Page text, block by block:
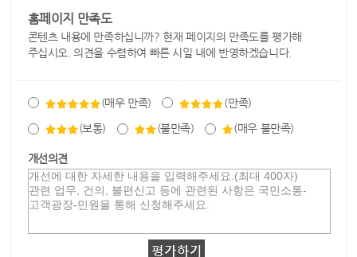
홈페이지 만족도
콘텐츠 내용에 만족하십니까? 현재 페이지의 만족도를 평가해
주십시오. 의견을 수렴하여 빠른 시일 내에 반영하겠습니다.
(매우 만족) (만족)
(보통) (불만족) (매우 불만족)
개선의견